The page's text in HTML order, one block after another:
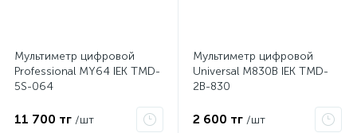
Мультиметр цифровой
Professional MY64 IEK TMD-
5S-064
11 700 тг /шт
Мультиметр цифровой
Universal M830B IEK TMD-
2B-830
2 600 тг /шт